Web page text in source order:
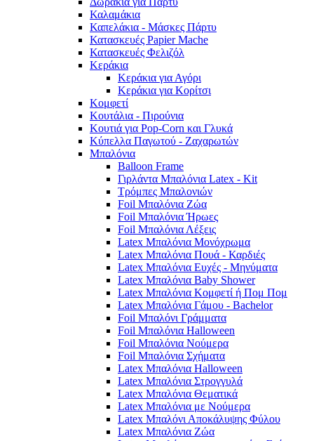
Καλαμάκια
Καπελάκια - Μάσκες Πάρτυ
Κατασκευές Papier Mache
Κατασκευές Φελιζόλ
Κεράκια
Κεράκια για Αγόρι
Κεράκια για Κορίτσι
Κομφετί
Κουτάλια - Πιρούνια
Κουτιά για Pop-Corn και Γλυκά
Κύπελλα Παγωτού - Ζαχαρωτών
Μπαλόνια
Balloon Frame
Γιρλάντα Μπαλόνια Latex - Kit
Τρόμπες Μπαλονιών
Foil Μπαλόνια Ζώα
Foil Μπαλόνια Ήρωες
Foil Μπαλόνια Λέξεις
Latex Μπαλόνια Μονόχρωμα
Latex Μπαλόνια Πουά - Καρδιές
Latex Μπαλόνια Ευχές - Μηνύματα
Latex Μπαλόνια Baby Shower
Latex Μπαλόνια Κομφετί ή Πομ Πομ
Latex Μπαλόνια Γάμου - Bachelor
Foil Μπαλόνι Γράμματα
Foil Μπαλόνια Halloween
Foil Μπαλόνια Νούμερα
Foil Μπαλόνια Σχήματα
Latex Μπαλόνια Halloween
Latex Μπαλόνια Στρογγυλά
Latex Μπαλόνια Θεματικά
Latex Μπαλόνια με Νούμερα
Latex Μπαλόνι Αποκάλυψης Φύλου
Latex Μπαλόνια Ζώα